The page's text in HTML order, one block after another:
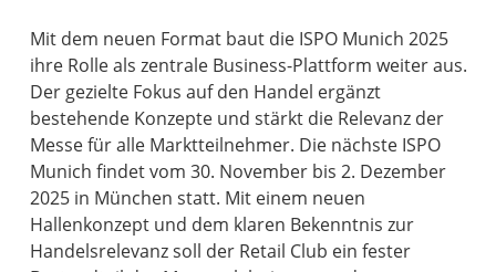
Mit dem neuen Format baut die ISPO Munich 2025
ihre Rolle als zentrale Business-Plattform weiter aus.
Der gezielte Fokus auf den Handel ergänzt
bestehende Konzepte und stärkt die Relevanz der
Messe für alle Marktteilnehmer. Die nächste ISPO
Munich findet vom 30. November bis 2. Dezember
2025 in München statt. Mit einem neuen
Hallenkonzept und dem klaren Bekenntnis zur
Handelsrelevanz soll der Retail Club ein fester